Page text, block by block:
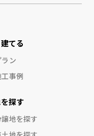
てる
ラン
事例
探す
地を探す